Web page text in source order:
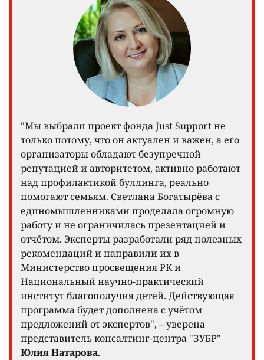
"Мы выбрали проект фонда Just Support не
только потому, что он актуален и важен, а его
организаторы обладают безупречной
репутацией и авторитетом, активно работают
над профилактикой буллинга, реально
помогают семьям. Светлана Богатырёва с
единомышленниками проделала огромную
работу и не ограничилась презентацией и
отчётом. Эксперты разработали ряд полезных
рекомендаций и направили их в
Министерство просвещения РК и
Национальный научно-практический
институт благополучия детей. Действующая
программа будет дополнена с учётом
предложений от экспертов", – уверена
представитель консалтинг-центра "ЗУБР"
Юлия Натарова.